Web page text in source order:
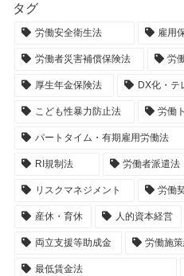
タグ
労働安全衛生法 雇用
労働者災害補償保険法 労
厚生年金保険法 DX化・テ
こども性暴力防止法 労働
パートタイム・有期雇用労働法
RI規制法 労働者派遣法
リスクマネジメント 労働
産休・育休 人的資本経営
両立支援等助成金 労働施
最低賃金法